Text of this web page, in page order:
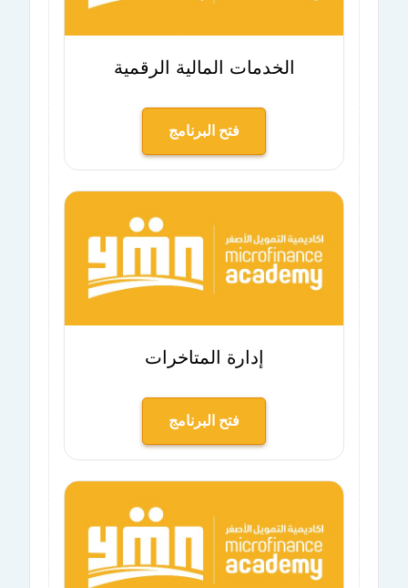
الخدمات المالية الرقمية
فتح البرنامج
إدارة المتاخرات
فتح البرنامج